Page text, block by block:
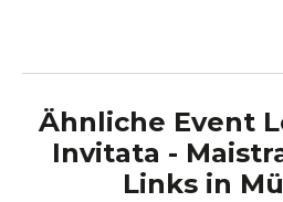
Ähnliche Event
Invitata -
Linksin